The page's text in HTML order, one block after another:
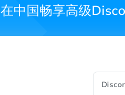
在中国畅享高级